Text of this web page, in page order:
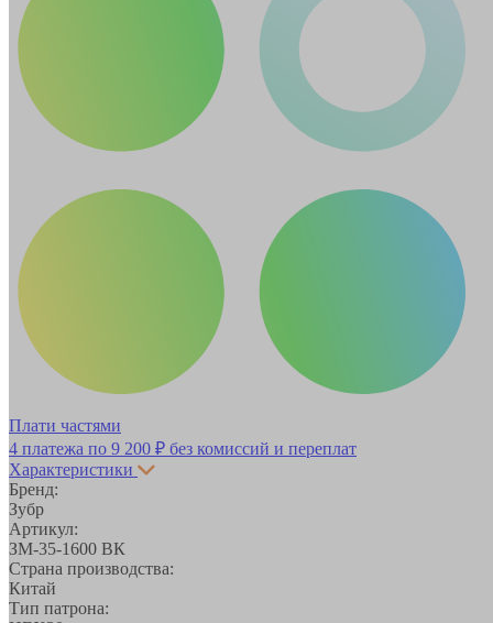
Плати частями
4 платежа по 9 200 ₽ без комиссий и переплат
Характеристики
Бренд:
Зубр
Артикул:
ЗМ-35-1600 ВК
Страна производства:
Китай
Тип патрона: